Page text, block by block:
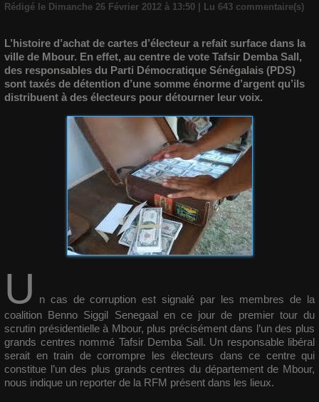
Rédigé le Dimanche 26 Février 2012 à 13:50 | Lu 643 commentaire(s)
L’histoire d’achat de cartes d’électeur a refait surface dans la
ville de Mbour. En effet, au centre de vote Tafsir Demba Sall,
des responsables du Parti Démocratique Sénégalais (PDS)
sont taxés de détention d’une somme énorme d’argent qu’ils
distribuent à des électeurs pour détourner leur voix.
U
n cas de corruption est signalé par les membres de la
coalition Benno Siggil Senegaal en ce jour de premier tour du
scrutin présidentielle à Mbour, plus précisément dans l’un des plus
grands centres nommé Tafsir Demba Sall. Un responsable libéral
serait en train de corrompre les électeurs dans ce centre qui
constitue l’un des plus grands centres du département de Mbour,
nous indique un reporter de la RFM présent dans les lieux.